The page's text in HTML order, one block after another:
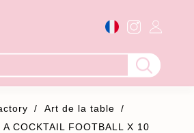
Art de la table
A COCKTAIL FOOTBALL X 10